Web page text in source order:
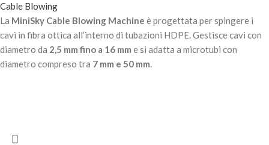
Cable Blowing
La MiniSky Cable Blowing Machine è progettata per spingere i
cavi in fibra ottica all’interno di tubazioni HDPE. Gestisce cavi con
diametro da 2,5 mm fino a 16 mm e si adatta a microtubi con
diametro compreso tra 7 mm e 50 mm.